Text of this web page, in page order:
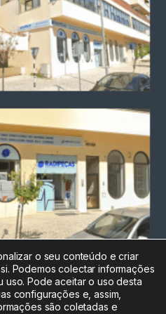
a rede fixa
212
o seu conteúdo e criar
Podemos colectar informações
Pode aceitar o uso desta
configurações e, assim,
são coletadas e